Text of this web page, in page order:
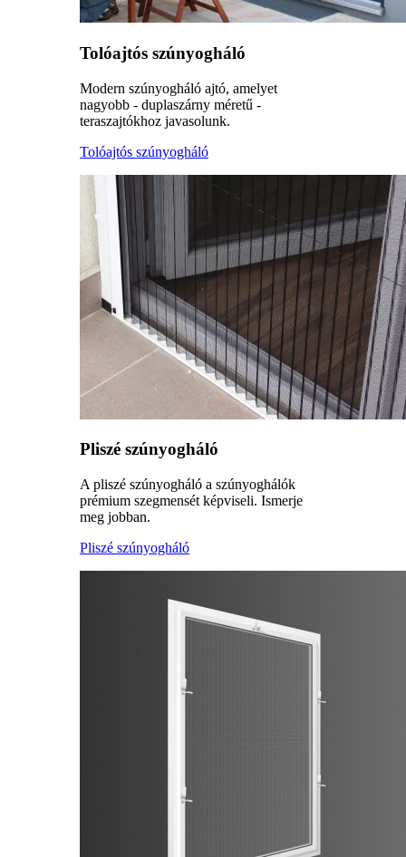
Tolóajtós szúnyogháló
Modern szúnyogháló ajtó, amelyet
nagyobb - duplaszárny méretű -
teraszajtókhoz javasolunk.
Tolóajtós szúnyogháló
Pliszé szúnyogháló
A pliszé szúnyogháló a szúnyoghálók
prémium szegmensét képviseli. Ismerje
meg jobban.
Pliszé szúnyogháló